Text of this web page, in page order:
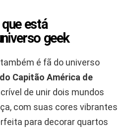
está
geek
é fã do universo
Capitão América de
de unir dois mundos
com suas cores vibrantes
para decorar quartos